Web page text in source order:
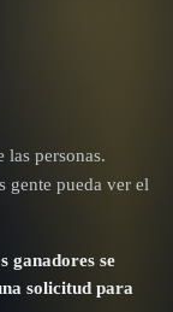
las personas.
gente pueda ver el
ganadores se
solicitud para